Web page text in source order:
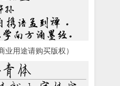
用途请购买版权）